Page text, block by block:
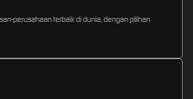
perusahaan terbaik di dunia, dengan pilihan